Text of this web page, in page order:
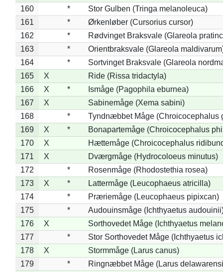
160
*
Stor Gulben (Tringa melanoleuca)
161
*
Ørkenløber (Cursorius cursor)
162
*
Rødvinget Braksvale (Glareola
163
*
Orientbraksvale (Glareola
164
*
Sortvinget Braksvale (Glareola
165
X
Ride (Rissa tridactyla)
166
X *
Ismåge (Pagophila eburnea)
167
X
Sabinemåge (Xema sabini)
168
*
Tyndnæbbet Måge (Chroicocephalus
169
X *
Bonapartemåge (Chroicocephalus
170
X
Hættemåge (Chroicocephalus
171
X
Dværgmåge (Hydrocoloeus minutus)
172
*
Rosenmåge (Rhodostethia rosea)
173
X *
Lattermåge (Leucophaeus atricilla)
174
*
Præriemåge (Leucophaeus pipixcan)
175
*
Audouinsmåge (Ichthyaetus
176
X
Sorthovedet Måge (Ichthyaetus
177
*
Stor Sorthovedet Måge (Ichthyaetus
178
X
Stormmåge (Larus canus)
179
*
Ringnæbbet Måge (Larus